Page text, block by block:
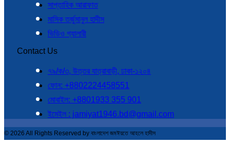
সাপ্তাহিক আরাফাত
মাসিক তর্জুমানুল হাদীস
ভিডিও গ্যালারী
Contact Us
৭৯/ক/৩, উত্তর যাত্রাবাড়ী, ঢাকা-১২০৪
ফোন: +8802224458551
মোবাইল: +8801933 355 901
ইমেইল : jamiyat1946.bd@gmail.com
© 2026 All Rights Reserved by বাংলাদেশ জমঈয়তে আহলে হাদীস